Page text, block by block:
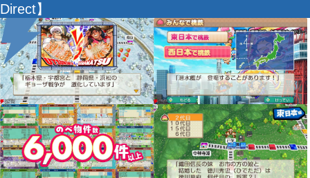
Direct】